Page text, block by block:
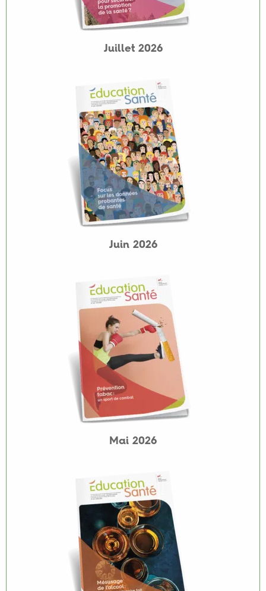
Juillet 2026
Juin 2026
Mai 2026